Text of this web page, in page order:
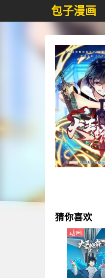
包子漫画
猜你喜欢
动画